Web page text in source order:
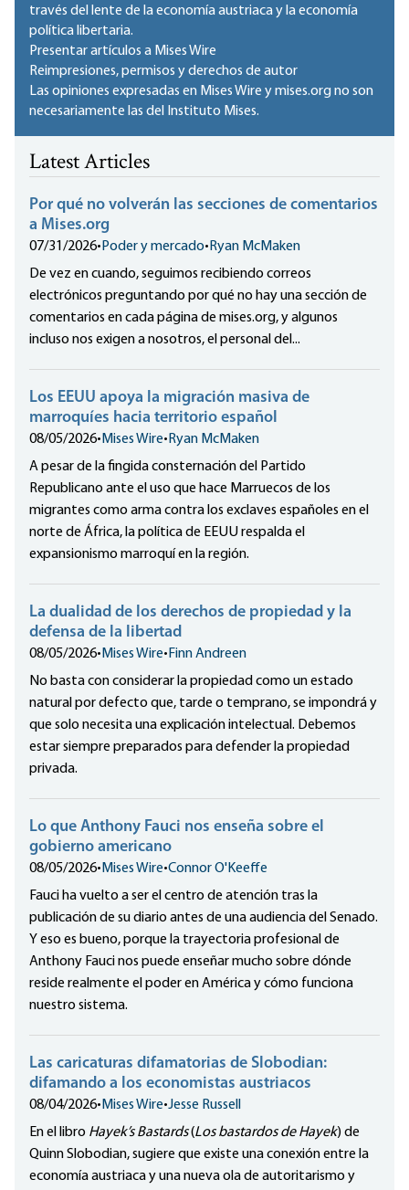
través del lente de la economía austriaca y la economía
política libertaria.
Presentar artículos a Mises Wire
Reimpresiones, permisos y derechos de autor
Las opiniones expresadas en Mises Wire y mises.org no son
necesariamente las del Instituto Mises.
Latest Articles
Por qué no volverán las secciones de comentarios
a Mises.org
07/31/2026• Poder y mercado• Ryan McMaken
De vez en cuando, seguimos recibiendo correos
electrónicos preguntando por qué no hay una sección de
comentarios en cada página de mises.org, y algunos
incluso nos exigen a nosotros, el personal del...
Los EEUU apoya la migración masiva de
marroquíes hacia territorio español
08/05/2026• Mises Wire• Ryan McMaken
A pesar de la fingida consternación del Partido
Republicano ante el uso que hace Marruecos de los
migrantes como arma contra los exclaves españoles en el
norte de África, la política de EEUU respalda el
expansionismo marroquí en la región.
La dualidad de los derechos de propiedad y la
defensa de la libertad
08/05/2026• Mises Wire• Finn Andreen
No basta con considerar la propiedad como un estado
natural por defecto que, tarde o temprano, se impondrá y
que solo necesita una explicación intelectual. Debemos
estar siempre preparados para defender la propiedad
privada.
Lo que Anthony Fauci nos enseña sobre el
gobierno americano
08/05/2026• Mises Wire•Connor O'Keeffe
Fauci ha vuelto a ser el centro de atención tras la
publicación de su diario antes de una audiencia del Senado.
Y eso es bueno, porque la trayectoria profesional de
Anthony Fauci nos puede enseñar mucho sobre dónde
reside realmente el poder en América y cómo funciona
nuestro sistema.
Las caricaturas difamatorias de Slobodian:
difamando a los economistas austriacos
08/04/2026• Mises Wire•Jesse Russell
En el libro Hayek’s Bastards(Los bastardos de Hayek) de
Quinn Slobodian, sugiere que existe una conexión entre la
economía austriaca y una nueva ola de autoritarismo y